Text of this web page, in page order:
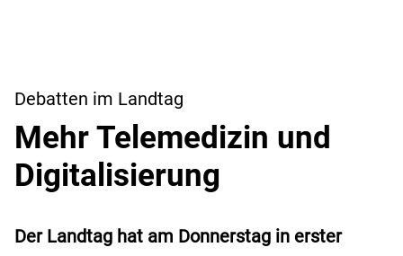
Debatten im Landtag
Mehr Telemedizin und
Digitalisierung
Der Landtag hat am Donnerstag in erster